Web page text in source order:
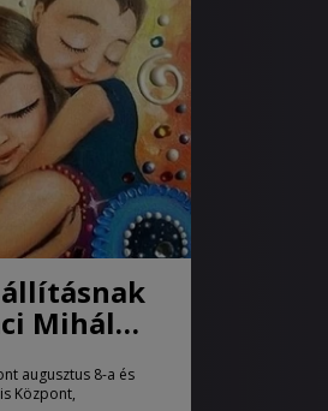
Mihály
augusztus 8-a és
Központ,